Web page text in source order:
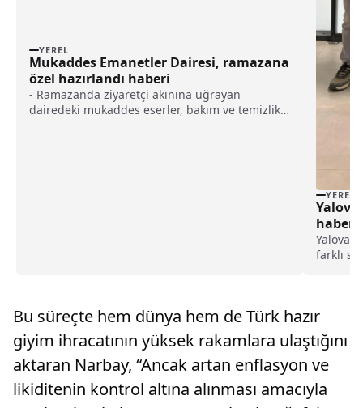
YEREL
Mukaddes Emanetler Dairesi, ramazana
özel hazırlandı haberi
- Ramazanda ziyaretçi akınına uğrayan
dairedeki mukaddes eserler, bakım ve temizlik
YEREL
haberi
farklı
çalışma
Bu süreçte hem dünya hem de Türk hazır
giyim ihracatının yüksek rakamlara ulaştığını
aktaran Narbay, “Ancak artan enflasyon ve
likiditenin kontrol altına alınması amacıyla